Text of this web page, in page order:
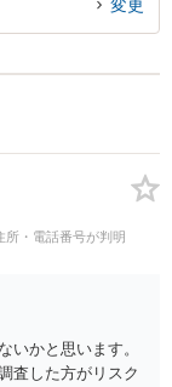
変更
所・電話番号が判明
いかと思います。
査した方がリスク